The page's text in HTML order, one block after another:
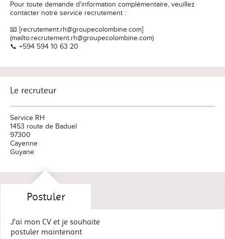
Pour toute demande d'information complémentaire, veuillez
contacter notre service recrutement :
📧 [recrutement.rh@groupecolombine.com]
(mailto:recrutement.rh@groupecolombine.com)
📞 +594 594 10 63 20
Le recruteur
Service RH
1453 route de Baduel
97300
Cayenne
Guyane
Postuler
J'ai mon CV et je souhaite
postuler maintenant